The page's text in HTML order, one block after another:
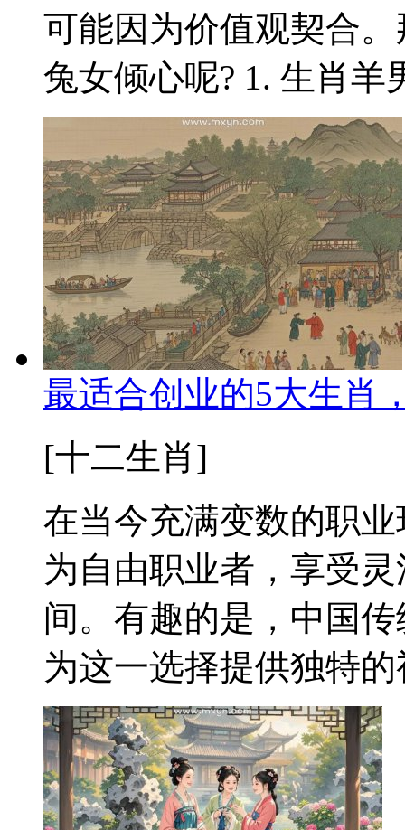
可能因为价值观契合
兔女倾心呢? 1. 生肖羊
最适合创业的5大生肖
[十二生肖]
在当今充满变数的职
为自由职业者，享受
间。有趣的是，中国
为这一选择提供独特